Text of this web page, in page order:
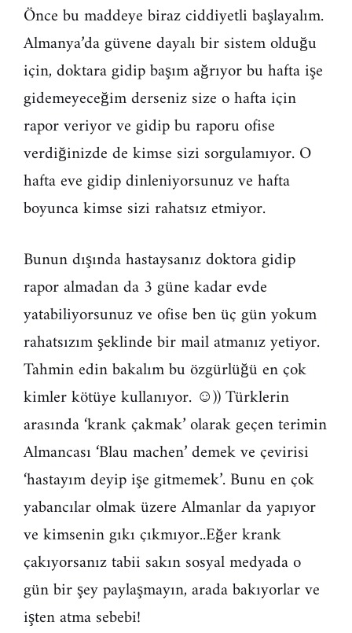
Önce bu maddeye biraz ciddiyetli başlayalım.
Almanya’da güvene dayalı bir sistem olduğu
için, doktara gidip başım ağrıyor bu hafta işe
gidemeyeceğim derseniz size o hafta için
rapor veriyor ve gidip bu raporu ofise
verdiğinizde de kimse sizi sorgulamıyor. O
hafta eve gidip dinleniyorsunuz ve hafta
boyunca kimse sizi rahatsız etmiyor.
Bunun dışında hastaysanız doktora gidip
rapor almadan da 3 güne kadar evde
yatabiliyorsunuz ve ofise ben üç gün yokum
rahatsızım şeklinde bir mail atmanız yetiyor.
Tahmin edin bakalım bu özgürlüğü en çok
kimler kötüye kullanıyor. ☺)) Türklerin
arasında ‘krank çakmak’ olarak geçen terimin
Almancası ‘Blau machen’ demek ve çevirisi
‘hastayım deyip işe gitmemek’. Bunu en çok
yabancılar olmak üzere Almanlar da yapıyor
ve kimsenin gıkı çıkmıyor..Eğer krank
çakıyorsanız tabii sakın sosyal medyada o
gün bir şey paylaşmayın, arada bakıyorlar ve
işten atma sebebi!